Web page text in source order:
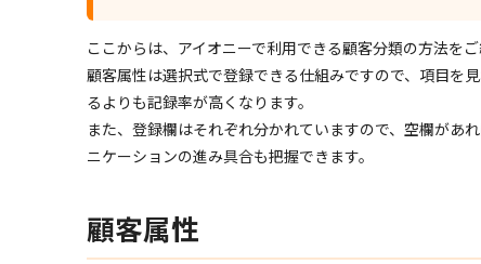
ここからは、アイオニーで利用できる顧客分類の方法をご
顧客属性は選択式で登録できる仕組みですので、項目を
るよりも記録率が高くなります。
また、登録欄はそれぞれ分かれていますので、空欄があ
ニケーションの進み具合も把握できます。
顧客属性